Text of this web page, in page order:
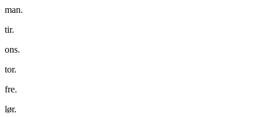
man.
tir.
ons.
tor.
fre.
lør.